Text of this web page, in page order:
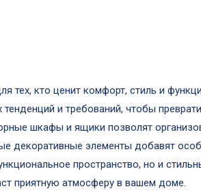
тех, кто ценит комфорт, стиль и
и требований, чтобы
шкафы и ящики позволят
декоративные элементы добавят
пространство, но и
приятную атмосферу в вашем доме.